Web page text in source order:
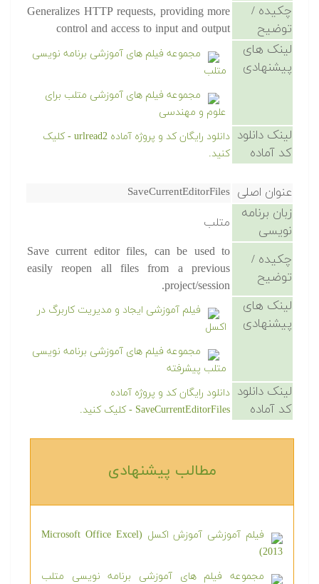
چکیده /
توضیح
Generalizes HTTP requests, providing more
control and access to input and output
لینک های
پیشنهادی
مجموعه فیلم های آموزشی برنامه نویسی
متلب
مجموعه فیلم های آموزشی متلب برای
علوم و مهندسی
لینک دانلود
کد آماده
دانلود رایگان کد و پروژه آماده urlread2 - کلیک
کنید.
عنوان اصلی SaveCurrentEditorFiles
زبان برنامه
نویسی
متلب
چکیده /
توضیح
Save current editor files, can be used to
easily reopen all files from a previous
project/session.
لینک های
پیشنهادی
فیلم آموزشی ایجاد و مدیریت کاربرگ در
اکسل
مجموعه فیلم های آموزشی برنامه نویسی
متلب پیشرفته
لینک دانلود
کد آماده
دانلود رایگان کد و پروژه آماده
SaveCurrentEditorFiles - کلیک کنید.
مطالب پیشنهادی‎
فیلم آموزشی آموزش اکسل (Microsoft Office Excel
2013)
مجموعه فیلم های آموزشی برنامه نویسی متلب